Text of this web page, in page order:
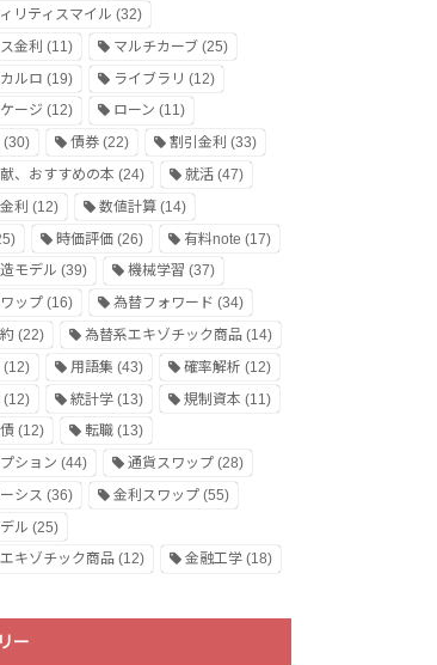
リティスマイル (32)
金利 (11) マルチカーブ(25)
ルロ (19) ライブラリ (12)
ージ (12) ローン (11)
(30) 債券(22) 割引金利 (33)
、おすすめの本 (24) 就活(47)
利 (12) 数値計算(14)
時価評価(26) 有料note (17)
モデル (39) 機械学習 (37)
ップ (16) 為替フォワード (34)
(22) 為替系エキゾチック商品(14)
(12) 用語集 (43) 確率解析 (12)
(12) 統計学(13) 規制資本 (11)
(12) 転職(13)
ション (44) 通貨スワップ(28)
シス (36) 金利スワップ(55)
ル (25)
キゾチック商品 (12) 金融工学(18)
ー